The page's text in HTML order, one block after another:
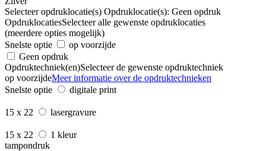
Selecteer opdruklocatie(s) Opdruklocatie(s): Geen opdruk
OpdruklocatiesSelecteer alle gewenste opdruklocaties
(meerdere opties mogelijk)
Snelste optie
op voorzijde
Geen opdruk
Opdruktechniek(en)Selecteer de gewenste opdruktechniek
op voorzijdeMeer informatie over de opdruktechnieken
Snelste optie
digitale print
15 x 22 lasergravure
15 x 22
1 kleur
tampondruk